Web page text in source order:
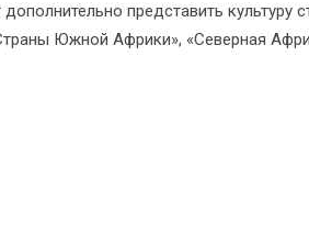
представить культуру
Южной Африки», «Северная